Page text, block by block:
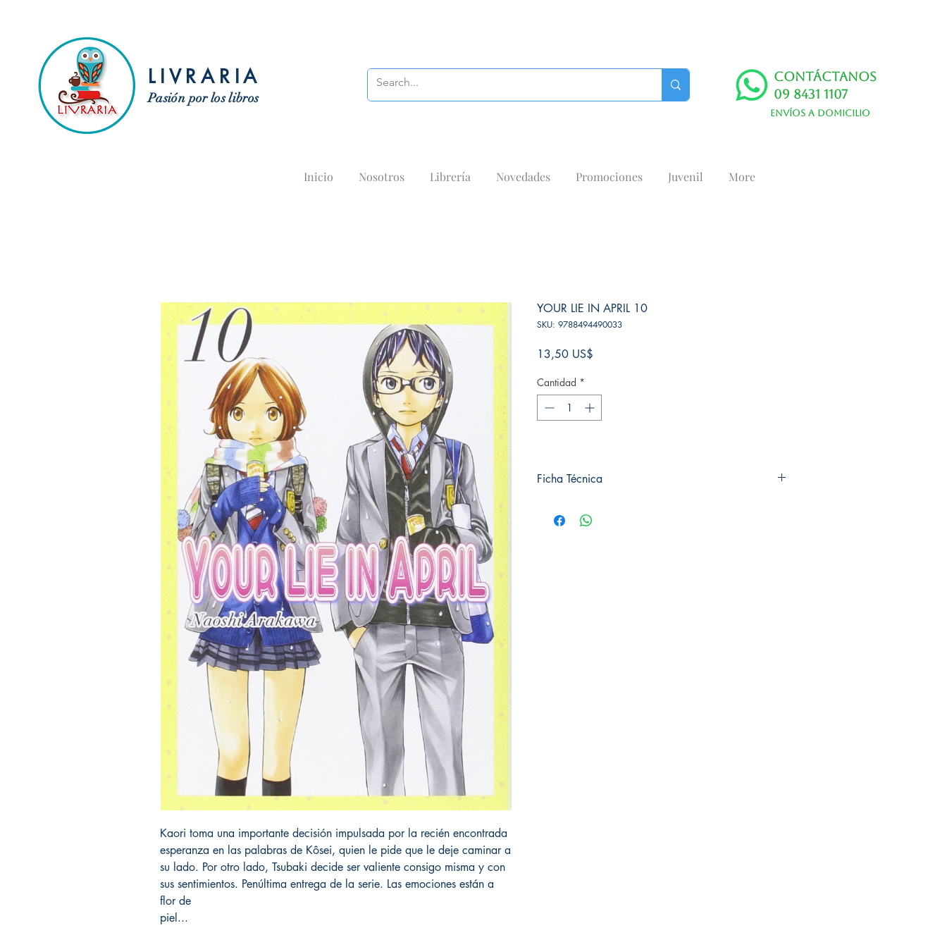
LIVRARIA
Pasión por los libros
Contáctanos
09 8431 1107
Envíos a domicilio
Inicio Nosotros Librería Novedades Promociones Juvenil More
Kaori toma una importante decisión impulsada por la recién encontrada
esperanza en las palabras de Kôsei, quien le pide que le deje caminar a
su lado. Por otro lado, Tsubaki decide ser valiente consigo misma y con
sus sentimientos. Penúltima entrega de la serie. Las emociones están a
flor de
piel...
YOUR LIE IN APRIL 10
SKU: 9788494490033
13,50 US$
Cantidad *
Ficha Técnica
Editorial: MILKY WAY